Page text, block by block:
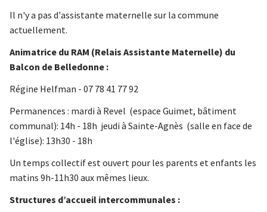
Il n'y a pas d'assistante maternelle sur la commune
actuellement.
Animatrice du RAM (Relais Assistante Maternelle) du
Balcon de Belledonne :
Régine Helfman - 07 78 41 77 92
Permanences : mardi à Revel (espace Guimet, bâtiment
communal): 14h - 18h jeudi à Sainte-Agnès (salle en face de
l'église): 13h30 - 18h
Un temps collectif est ouvert pour les parents et enfants les
matins 9h-11h30 aux mêmes lieux.
Structures d’accueil intercommunales :